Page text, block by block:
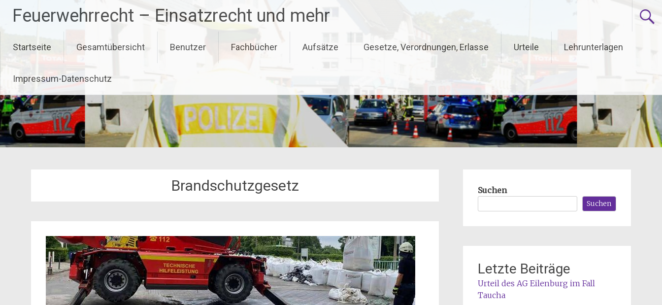
Inhalt
springen
Feuerwehrrecht – Einsatzrecht und mehr
Startseite Gesamtübersicht Benutzer Fachbücher Aufsätze Gesetze, Verordnungen, Erlasse Urteile Lehrunterlagen
Impressum-Datenschutz
Brandschutzgesetz Suchen
Suchen
Letzte Beiträge
Urteil des AG Eilenburg im Fall
Taucha